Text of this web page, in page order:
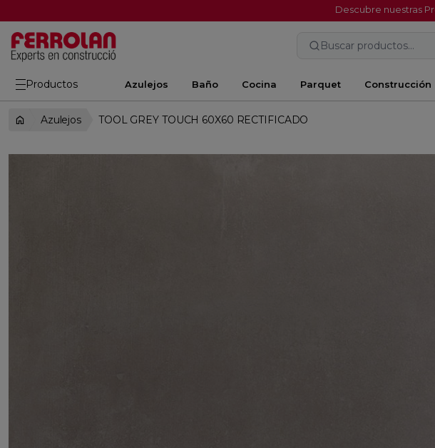
Descubre nuestras
Buscar productos...
Productos Azulejos Baño Cocina Parquet Construcción
Azulejos TOOL GREY TOUCH 60X60 RECTIFICADO